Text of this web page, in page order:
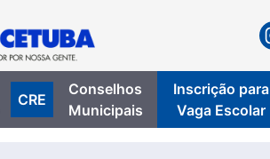
CRE
Conselhos
Municipais
Inscrição para
Vaga Escolar